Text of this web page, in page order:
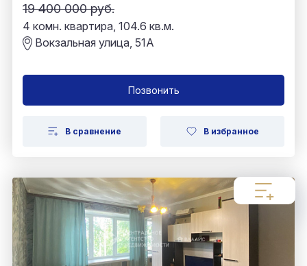
19 400 000 руб.
4 комн. квартира, 104.6 кв.м.
Вокзальная улица, 51А
Позвонить
В сравнение В избранное